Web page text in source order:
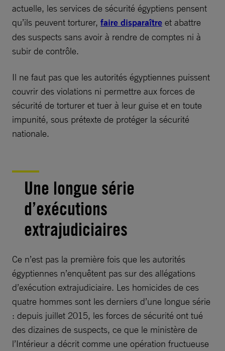
actuelle, les services de sécurité égyptiens pensent
qu’ils peuvent torturer, faire disparaître et abattre
des suspects sans avoir à rendre de comptes ni à
subir de contrôle.
Il ne faut pas que les autorités égyptiennes puissent
couvrir des violations ni permettre aux forces de
sécurité de torturer et tuer à leur guise et en toute
impunité, sous prétexte de protéger la sécurité
nationale.
Une longue série
d’exécutions
extrajudiciaires
Ce n’est pas la première fois que les autorités
égyptiennes n’enquêtent pas sur des allégations
d’exécution extrajudiciaire. Les homicides de ces
quatre hommes sont les derniers d’une longue série
: depuis juillet 2015, les forces de sécurité ont tué
des dizaines de suspects, ce que le ministère de
l’Intérieur a décrit comme une opération fructueuse